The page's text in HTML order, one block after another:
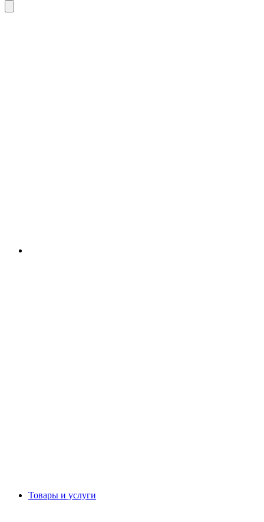
Товары и услуги